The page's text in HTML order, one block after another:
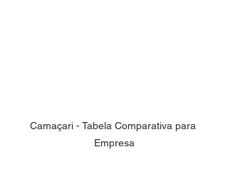
Camaçari - Tabela Comparativa para
Empresa